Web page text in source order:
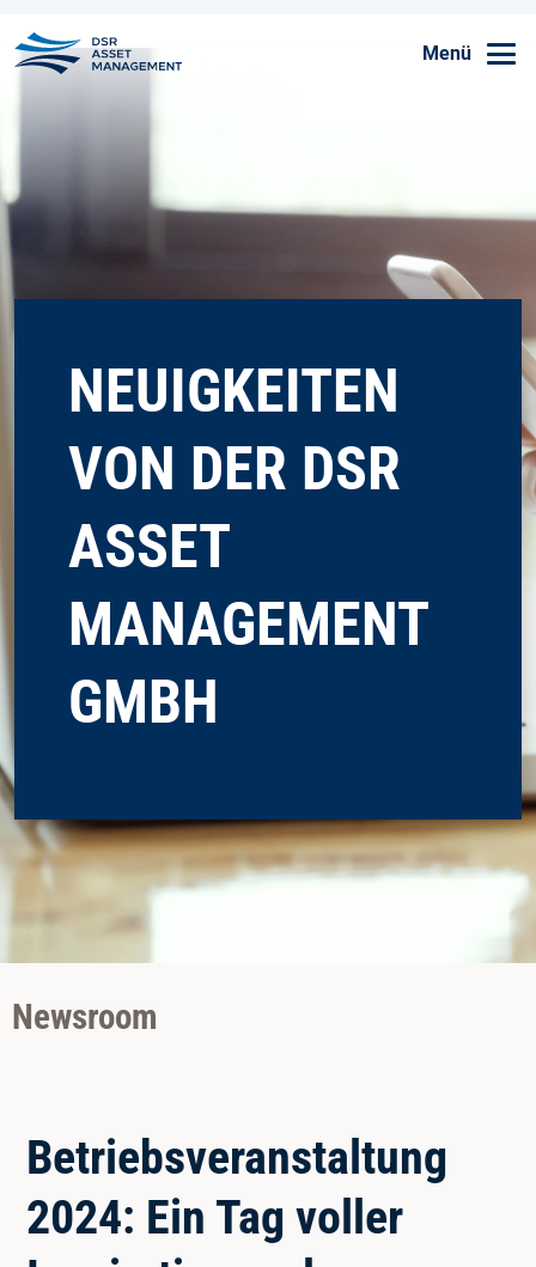
Skip to main content Menü
NEUIGKEITEN
VON DER DSR
ASSET
MANAGEMENT
GMBH
Newsroom
Betriebsveranstaltung
2024: Ein Tag voller